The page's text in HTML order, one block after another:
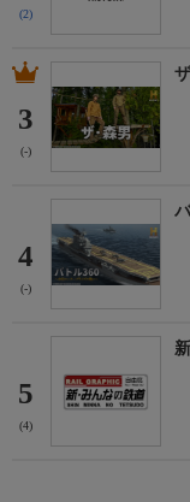
(2)
3
(-)
4
(-)
5
(4)